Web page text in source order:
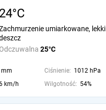
24°C
Odczuwalna 25°C
umiarkowane, lekki
mm Ciśnienie: 1012 hPa
km/h Wilgotność: 54%